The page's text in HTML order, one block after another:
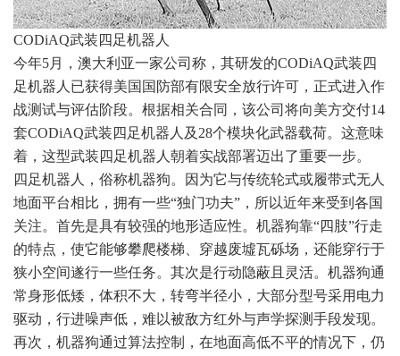
CODiAQ武装四足机器人
今年5月，澳大利亚一家公司称，其研发的CODiAQ武装四
足机器人已获得美国国防部有限安全放行许可，正式进入作
战测试与评估阶段。根据相关合同，该公司将向美方交付14
套CODiAQ武装四足机器人及28个模块化武器载荷。这意味
着，这型武装四足机器人朝着实战部署迈出了重要一步。
四足机器人，俗称机器狗。因为它与传统轮式或履带式无人
地面平台相比，拥有一些“独门功夫”，所以近年来受到各国
关注。首先是具有较强的地形适应性。机器狗靠“四肢”行走
的特点，使它能够攀爬楼梯、穿越废墟瓦砾场，还能穿行于
狭小空间遂行一些任务。其次是行动隐蔽且灵活。机器狗通
常身形低矮，体积不大，转弯半径小，大部分型号采用电力
驱动，行进噪声低，难以被敌方红外与声学探测手段发现。
再次，机器狗通过算法控制，在地面高低不平的情况下，仍